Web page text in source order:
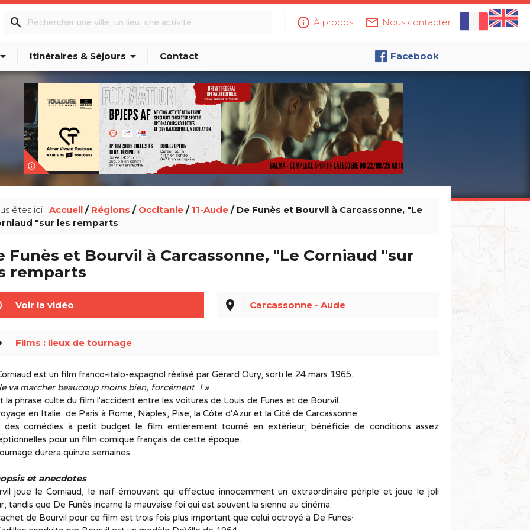
info_outline À propos mail_outline Nous contacter
search
arrow_drop_down Itinéraires & Séjours arrow_drop_down Contact Facebook
info_outline
êtes ici : Accueil/ Régions / Occitanie/ 11-Aude/ De Funès et Bourvil à Carcassonne, "Le
"sur les remparts
Funès et Bourvil à Carcassonne, "Le Corniaud "sur
remparts
Voir la vidéo place Carcassonne - Aude
Films : lieux de tournage
est un film franco-italo-espagnol réalisé par Gérard Oury, sorti le 24 mars 1965.
va marcher beaucoup moins bien, forcément ! »
la phrase culte du film l'accident entre les voitures de Louis de Funes et de Bourvil.
en Italie de Paris à Rome, Naples, Pise, la Côte d'Azur et la Cité de Carcassonne.
des comédies à petit budget le film entièrement tourné en extérieur, bénéficie de conditions assez
pour un film comique français de cette époque.
durera quinze semaines.
et anecdotes
joue le Corniaud, le naïf émouvant qui effectue innocemment un extraordinaire périple et joue le joli
tandis que De Funès incarne la mauvaise foi qui est souvent la sienne au cinéma.
de Bourvil pour ce film est trois fois plus important que celui octroyé à De Funès.